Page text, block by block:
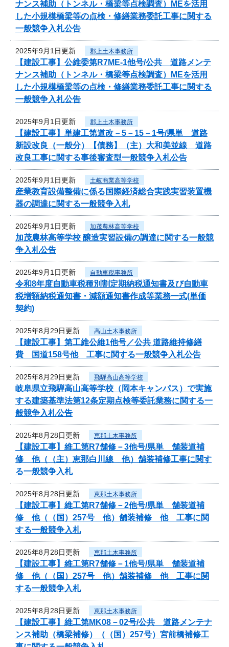
ナンス補助（トンネル・橋梁等点検調査）MEを活用
した小規模橋梁等の点検・修繕業務委託工事に関する
一般競争入札公告
2025年9月1日更新 郡上土木事務所
【建設工事】公維委第R7ME-1他号/公共 道路メンテ
ナンス補助（トンネル・橋梁等点検調査）MEを活用
した小規模橋梁等の点検・修繕業務委託工事に関する
一般競争入札公告
2025年9月1日更新 郡上土木事務所
【建設工事】単建工第道改－5－15－1号/県単 道路
新設改良（一般分）【債務】（主）大和美並線 道路
改良工事に関する事後審査型一般競争入札公告
2025年9月1日更新 土岐商業高等学校
産業教育設備整備に係る国際経済総合実践実習装置機
器の調達に関する一般競争入札
2025年9月1日更新 加茂農林高等学校
加茂農林高等学校 醸造実習設備の調達に関する一般競
争入札公告
2025年9月1日更新 自動車税事務所
令和8年度自動車税種別割定期納税通知書及び自動車
税増額納税通知書・減額通知書作成等業務一式(単価
契約)
2025年8月29日更新 高山土木事務所
【建設工事】第工維公維1他号／公共 道路維持修繕
費 国道158号他 工事に関する一般競争入札公告
2025年8月29日更新 飛騨高山高等学校
岐阜県立飛騨高山高等学校（岡本キャンパス）で実施
する建築基準法第12条定期点検等委託業務に関する一
般競争入札公告
2025年8月28日更新 恵那土木事務所
【建設工事】維工第R7舗修－3他号/県単 舗装道補
修 他（（主）恵那白川線 他）舗装補修工事に関す
る一般競争入札
2025年8月28日更新 恵那土木事務所
【建設工事】維工第R7舗修－2他号/県単 舗装道補
修 他（（国）257号 他）舗装補修 他 工事に関
する一般競争入札
2025年8月28日更新 恵那土木事務所
【建設工事】維工第R7舗修－1他号/県単 舗装道補
修 他（（国）257号 他）舗装補修 他 工事に関
する一般競争入札
2025年8月28日更新 恵那土木事務所
【建設工事】維工第MK08－02号/公共 道路メンテナ
ンス補助（橋梁補修）（（国）257号）宮前橋補修工